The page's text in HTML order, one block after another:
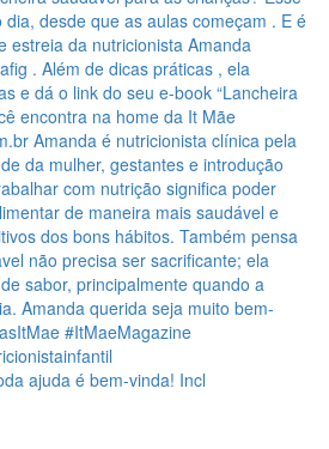
ajuda é bem-vinda! Incl